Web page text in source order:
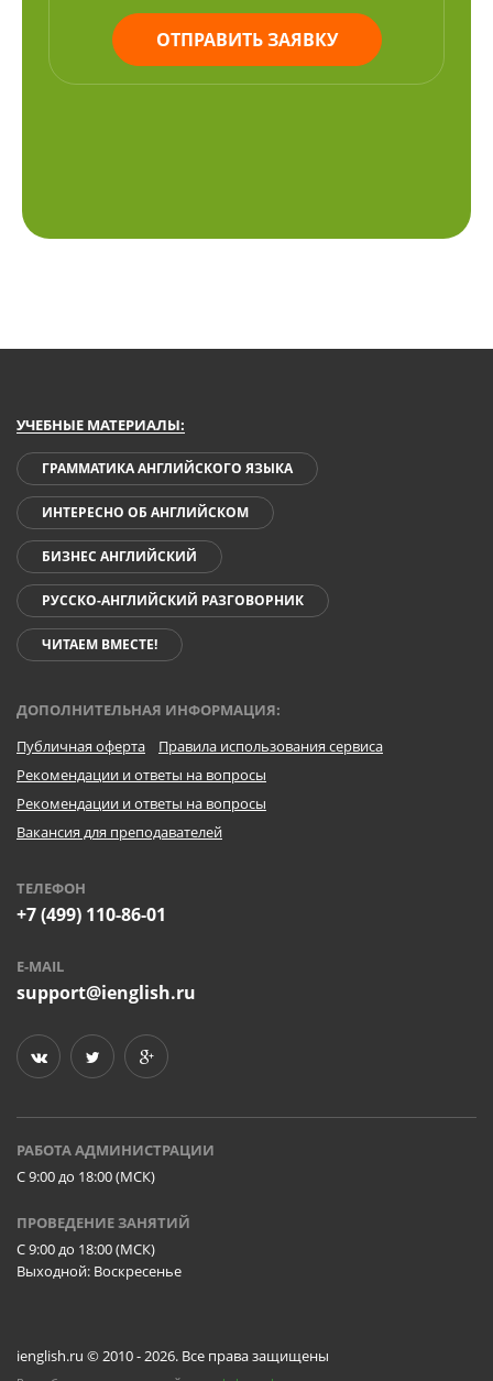
ОТПРАВИТЬ ЗАЯВКУ
УЧЕБНЫЕ МАТЕРИАЛЫ:
ГРАММАТИКА АНГЛИЙСКОГО ЯЗЫКА
ИНТЕРЕСНО ОБ АНГЛИЙСКОМ
БИЗНЕС АНГЛИЙСКИЙ
РУССКО-АНГЛИЙСКИЙ РАЗГОВОРНИК
ЧИТАЕМ ВМЕСТЕ!
ДОПОЛНИТЕЛЬНАЯ ИНФОРМАЦИЯ:
Публичная оферта
Правила использования сервиса
Рекомендации и ответы на вопросы
Рекомендации и ответы на вопросы
Вакансия для преподавателей
ТЕЛЕФОН
+7 (499) 110-86-01
E-MAIL
support@ienglish.ru
РАБОТА АДМИНИСТРАЦИИ
C 9:00 до 18:00 (МСК)
ПРОВЕДЕНИЕ ЗАНЯТИЙ
C 9:00 до 18:00 (МСК)
Выходной: Воскресенье
ienglish.ru © 2010 - 2026. Все права защищены